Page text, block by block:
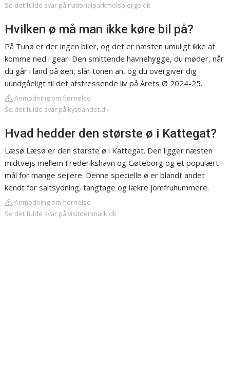
Se det fulde svar på nationalparkmolsbjerge.dk
Hvilken ø må man ikke køre bil på?
På Tunø er der ingen biler, og det er næsten umuligt ikke at
komme ned i gear. Den smittende havnehygge, du møder, når
du går i land på øen, slår tonen an, og du overgiver dig
uundgåeligt til det afstressende liv på Årets Ø 2024-25.
Anmodning om fjernelse
Se det fulde svar på kystlandet.dk
Hvad hedder den største ø i Kattegat?
Læsø Læsø er den største ø i Kattegat. Den ligger næsten
midtvejs mellem Frederikshavn og Gøteborg og et populært
mål for mange sejlere. Denne specielle ø er blandt andet
kendt for saltsydning, tangtage og lækre jomfruhummere.
Anmodning om fjernelse
Se det fulde svar på visitdenmark.dk